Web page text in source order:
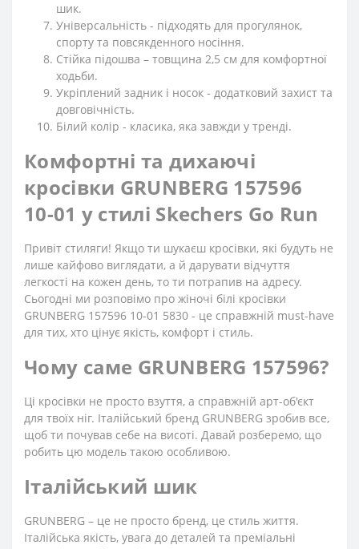
шик.
Універсальність - підходять для прогулянок,
спорту та повсякденного носіння.
Стійка підошва – товщина 2,5 см для комфортної
ходьби.
Укріплений задник і носок - додатковий захист та
довговічність.
Білий колір - класика, яка завжди у тренді.
Комфортні та дихаючі
кросівки GRUNBERG 157596
10-01 у стилі Skechers Go Run
Привіт стиляги! Якщо ти шукаєш кросівки, які будуть не
лише кайфово виглядати, а й дарувати відчуття
легкості на кожен день, то ти потрапив на адресу.
Сьогодні ми розповімо про жіночі білі кросівки
GRUNBERG 157596 10-01 5830 - це справжній must-have
для тих, хто цінує якість, комфорт і стиль.
Чому саме GRUNBERG 157596?
Ці кросівки не просто взуття, а справжній арт-об'єкт
для твоїх ніг. Італійський бренд GRUNBERG зробив все,
щоб ти почував себе на висоті. Давай розберемо, що
робить цю модель такою особливою.
Італійський шик
GRUNBERG – це не просто бренд, це стиль життя.
Італійська якість, увага до деталей та преміальні